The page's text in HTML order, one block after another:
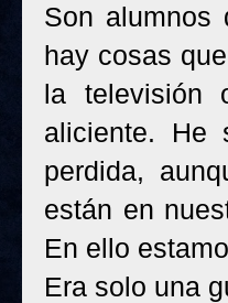
Son alumnos
hay cosas
la televisión
aliciente. He
perdida,
están en
En ello
Era solo una